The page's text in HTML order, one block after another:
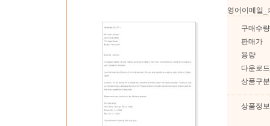
영어이메일_
구매수량
판매가
용량
다운로
상품구분
상품정보